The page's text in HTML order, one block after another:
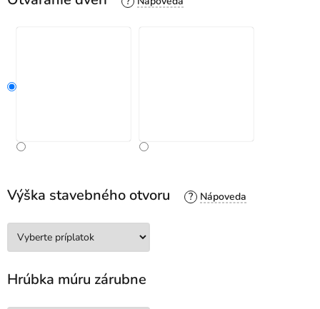
Výška stavebného otvoru ?
Hrúbka múru zárubne